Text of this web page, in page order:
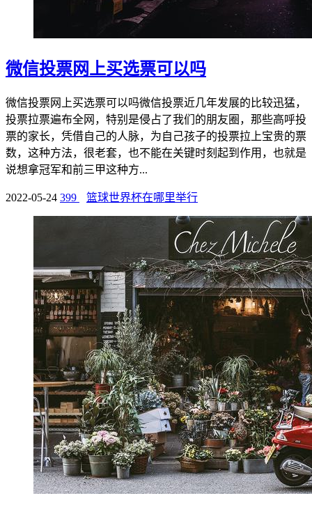
微信投票网上买选票可以吗
微信投票网上买选票可以吗微信投票近几年发展的比较迅猛，
投票拉票遍布全网，特别是侵占了我们的朋友圈，那些高呼投
票的家长，凭借自己的人脉，为自己孩子的投票拉上宝贵的票
数，这种方法，很老套，也不能在关键时刻起到作用，也就是
说想拿冠军和前三甲这种方...
2022-05-24 399 篮球世界杯在哪里举行